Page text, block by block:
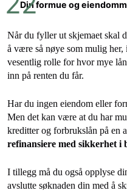
Din formue og
Når du fyller ut skjemaet skal
å være så nøye som mulig
vesentlig rolle for hvor mye
inn på renten du får.
Har du ingen eiendom eller
Men det kan være at du har
kreditter og forbrukslån på en
refinansiere med sikkerhet i
I tillegg må du også opplyse
avslutte søknaden din med å